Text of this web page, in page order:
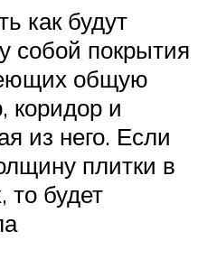
как будут
собой покрытия
общую
коридор и
из него. Если
плитки в
то будет